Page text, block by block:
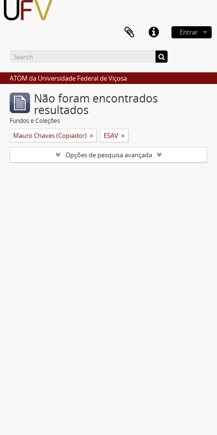
Entrar
ATOM da Universidade Federal de Viçosa
Não foram encontrados
resultados
Fundos e Coleções
Mauro Chaves (Copiador) ESAV
Opções de pesquisa avançada